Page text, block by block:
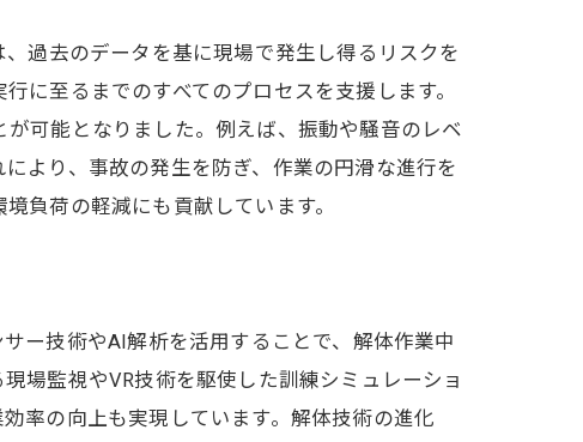
過去のデータを基に現場で発生し得るリスクを
に至るまでのすべてのプロセスを支援します。
可能となりました。例えば、振動や騒音のレベ
より、事故の発生を防ぎ、作業の円滑な進行を
負荷の軽減にも貢献しています。
ー技術やAI解析を活用することで、解体作業中
場監視やVR技術を駆使した訓練シミュレーショ
率の向上も実現しています。解体技術の進化